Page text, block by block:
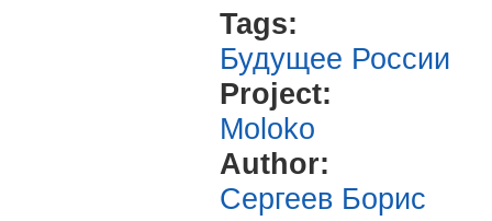
Tags:
Будущее России
Project:
Moloko
Author:
Сергеев Борис